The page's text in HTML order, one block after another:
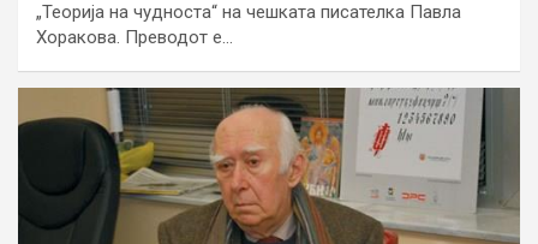
„Теорија на чудноста“ на чешката писателка Павла
Хоракова. Преводот е…